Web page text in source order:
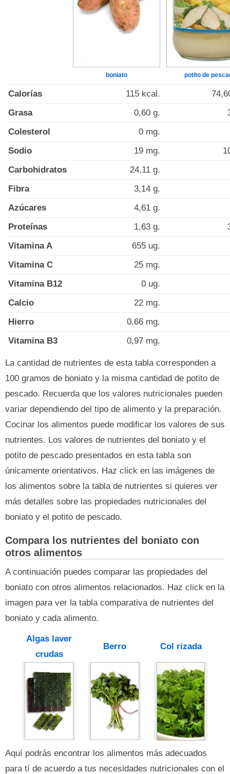
boniato potito de
Calorías 115 kcal.
Grasa
0,60 g.
Colesterol
0 mg.
Sodio
19 mg.
Carbohidratos
24,11 g.
Fibra
3,14 g.
Azúcares
4,61 g.
Proteínas
1,63 g.
Vitamina A
655 ug.
Vitamina C
25 mg.
Vitamina B12
0 ug.
Calcio
22 mg.
Hierro
0,66 mg.
Vitamina B3
0,97 mg.
La cantidad de nutrientes de esta tabla corresponden a
100 gramos de boniato y la misma cantidad de potito de
pescado. Recuerda que los valores nutricionales pueden
variar dependiendo del tipo de alimento y la preparación.
Cocinar los alimentos puede modificar los valores de sus
nutrientes. Los valores de nutrientes del boniato y el
potito de pescado presentados en esta tabla son
únicamente orientativos. Haz click en las imágenes de
los alimentos sobre la tabla de nutrientes si quieres ver
más detalles sobre las propiedades nutricionales del
boniato y el potito de pescado.
Compara los nutrientes del boniato con
otros alimentos
A continuación puedes comparar las propiedades del
boniato con otros alimentos relacionados. Haz click en la
imagen para ver la tabla comparativa de nutrientes del
boniato y cada alimento.
Algas laver
crudas
Berro Col rizada
Aquí podrás encontrar los alimentos más adecuados
para tí de acuerdo a tus necesidades nutricionales con el